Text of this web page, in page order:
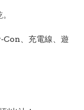
、充電線、遊